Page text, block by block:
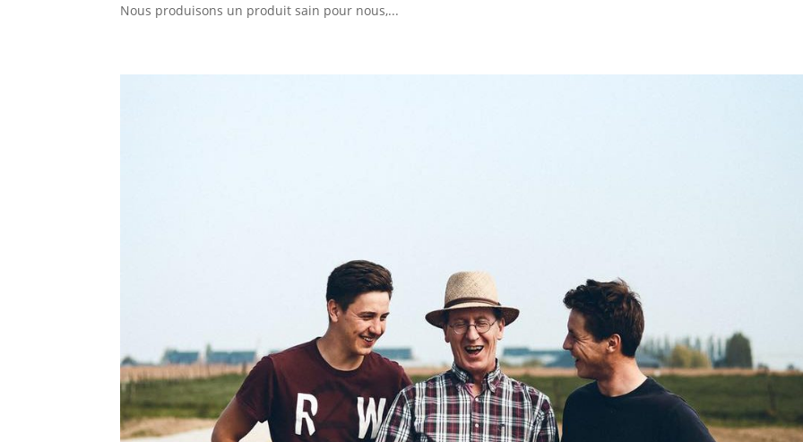
Nous produisons un produit sain pour nous,...